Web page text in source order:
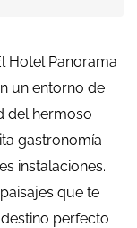
Hotel Panorama
un entorno de
del hermoso
gastronomía
instalaciones.
que te
perfecto